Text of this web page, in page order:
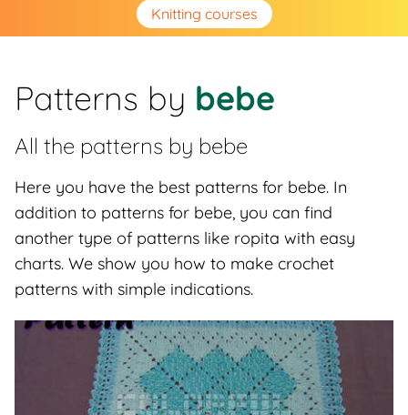
Knitting courses
Patterns by bebe
All the patterns by bebe
Here you have the best patterns for bebe. In
addition to patterns for bebe, you can find
another type of patterns like ropita with easy
charts. We show you how to make crochet
patterns with simple indications.